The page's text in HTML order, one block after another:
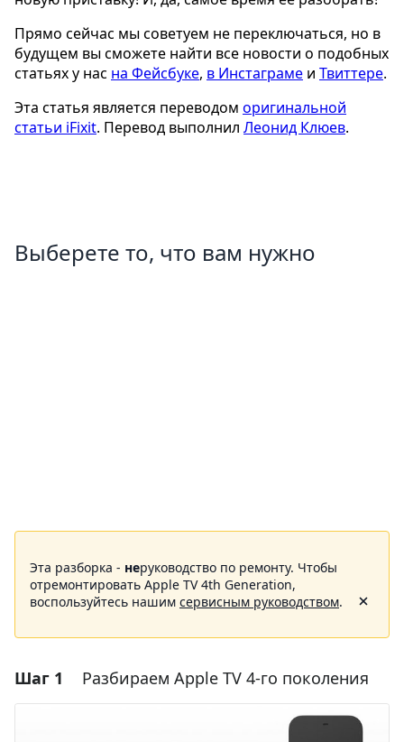
Прямо сейчас мы советуем не переключаться, но в
будущем вы сможете найти все новости о подобных
статьях у нас на Фейсбуке, в Инстаграме и Твиттере.
Эта статья является переводом оригинальной
статьи iFixit. Перевод выполнил Леонид Клюев.
Выберете то, что вам нужно
Эта разборка - неруководство по ремонту. Чтобы
отремонтировать Apple TV 4th Generation,
воспользуйтесь нашим сервисным руководством.
Шаг 1 Разбираем Apple TV 4-го поколения